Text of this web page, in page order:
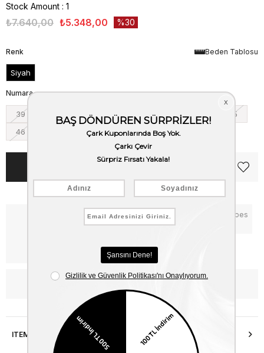
Stock Amount : 1
₺7.640,00 ₺5.348,00 30
Beden Tablosu
Renk
Siyah
Numara
39 41
45
46
Critical Stock
Notify me when the price goes
down
ITEM FEATURES